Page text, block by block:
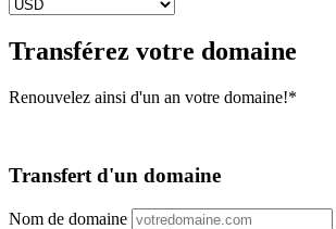
Transférez votre domaine
Renouvelez ainsi d'un an votre domaine!*
Transfert d'un domaine
Nom de domaine